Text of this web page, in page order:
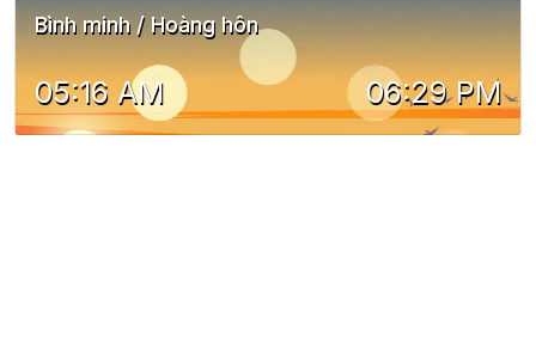
Bình minh / Hoàng hôn
05:16 AM 06:29 PM